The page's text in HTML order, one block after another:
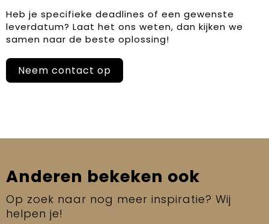
Heb je specifieke deadlines of een gewenste
leverdatum? Laat het ons weten, dan kijken we
samen naar de beste oplossing!
Neem contact op
Anderen bekeken ook
Op zoek naar nog meer inspiratie? Wij
helpen je!